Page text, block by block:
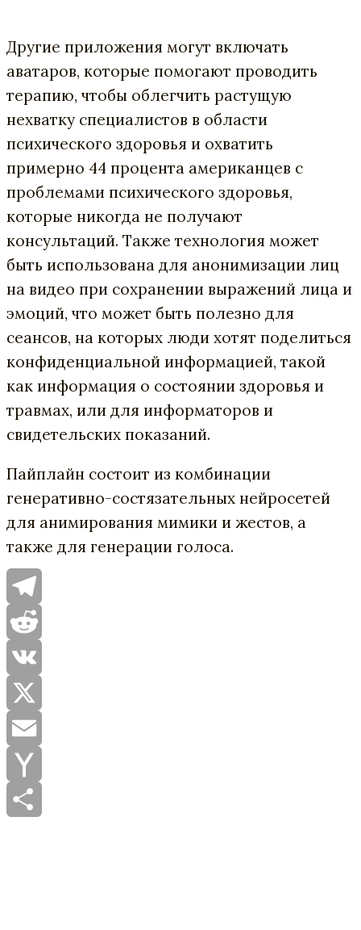
Другие приложения могут включать
аватаров, которые помогают проводить
терапию, чтобы облегчить растущую
нехватку специалистов в области
психического здоровья и охватить
примерно 44 процента американцев с
проблемами психического здоровья,
которые никогда не получают
консультаций. Также технология может
быть использована для анонимизации лиц
на видео при сохранении выражений лица и
эмоций, что может быть полезно для
сеансов, на которых люди хотят поделиться
конфиденциальной информацией, такой
как информация о состоянии здоровья и
травмах, или для информаторов и
свидетельских показаний.
Пайплайн состоит из комбинации
генеративно-состязательных нейросетей
для анимирования мимики и жестов, а
также для генерации голоса.
Telegram
Reddit
VK
X
Email
Yahoo